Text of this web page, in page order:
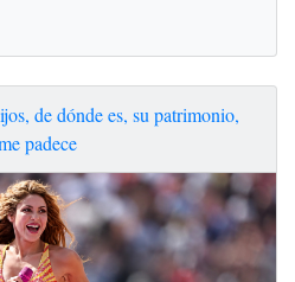
de dónde es, su patrimonio,
padece